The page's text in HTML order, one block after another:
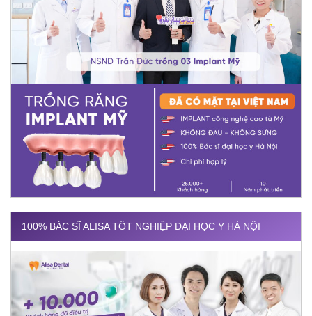
100% BÁC SĨ ALISA TỐT NGHIỆP ĐẠI HỌC Y HÀ NỘI